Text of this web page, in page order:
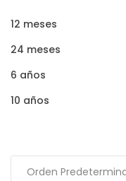
12 meses
24 meses
6 años
10 años